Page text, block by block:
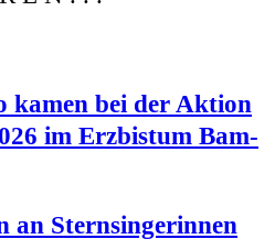
kamen bei der Akti­on
im Erz­bis­tum Bam­
an Stern­sin­ge­rin­nen